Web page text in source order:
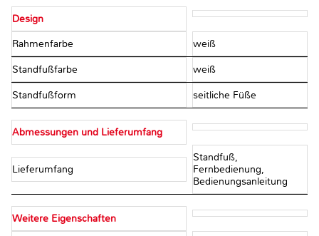
Design
Rahmenfarbe weiß
Standfußfarbe weiß
Standfußform seitliche Füße
Abmessungen und Lieferumfang
Lieferumfang
Standfuß,
Fernbedienung,
Bedienungsanleitung
Weitere Eigenschaften